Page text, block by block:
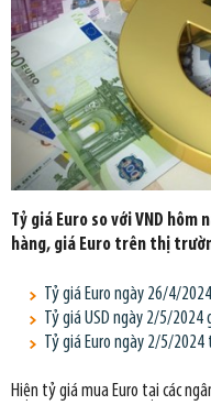
Tỷ giá Euro so với VND
hàng, giá Euro trên thị
Tỷ giá Euro ngày 26/4/
Tỷ giá USD ngày 2/5/
Tỷ giá Euro ngày 2/5/
Hiện tỷ giá mua Euro tại các